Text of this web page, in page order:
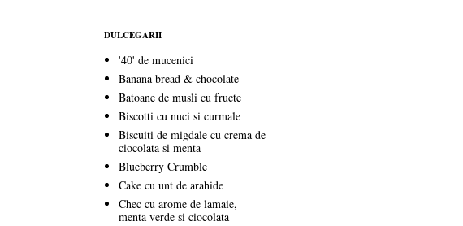
DULCEGARII
'40' de mucenici
Banana bread & chocolate
Batoane de musli cu fructe
Biscotti cu nuci si curmale
Biscuiti de migdale cu crema de
ciocolata si menta
Blueberry Crumble
Cake cu unt de arahide
Chec cu arome de lamaie,
menta verde si ciocolata